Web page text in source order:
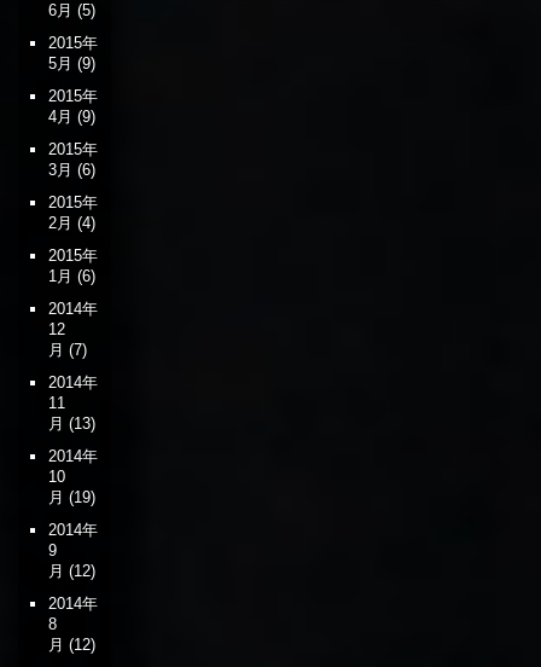
6月 (5)
2015年
5月 (9)
2015年
4月 (9)
2015年
3月 (6)
2015年
2月 (4)
2015年
1月 (6)
2014年
12
月 (7)
2014年
11
月 (13)
2014年
10
月 (19)
2014年
9
月 (12)
2014年
8
月 (12)